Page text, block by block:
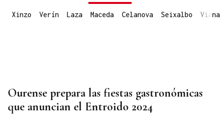
Xinzo Verín Laza Maceda Celanova Seixalbo Viana
Ourense prepara las fiestas gastronómicas
que anuncian el Entroido 2024